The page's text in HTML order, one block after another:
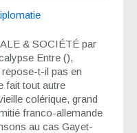
& SOCIÉTÉ par
Entre (),
t-il pas en
fait tout autre
colérique, grand
franco-allemande
au cas Gayet-